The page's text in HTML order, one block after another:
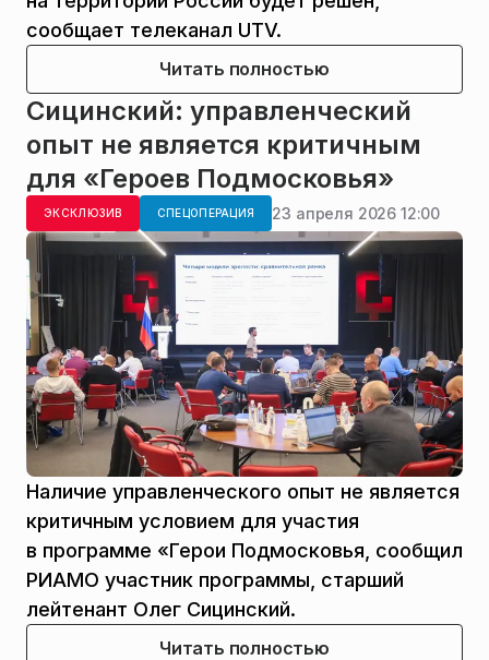
сообщает телеканал UTV.
Читать полностью
Сицинский: управленческий
опыт не является критичным
для «Героев Подмосковья»
ЭКСКЛЮЗИВ СПЕЦОПЕРАЦИЯ 23 апреля 2026 12:00
Наличие управленческого опыт не является
критичным условием для участия
в программе «Герои Подмосковья, сообщил
РИАМО участник программы, старший
лейтенант Олег Сицинский.
Читать полностью